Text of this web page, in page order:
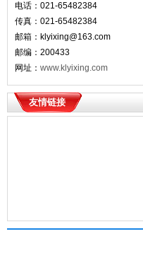
电话：021-65482384
传真：021-65482384
邮箱： klyixing@163.com
邮编：200433
网址： www.klyixing.com
友情链接